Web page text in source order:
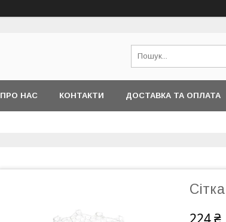
ПРО НАС КОНТАКТИ ДОСТАВКА ТА ОПЛАТА
224 ₴